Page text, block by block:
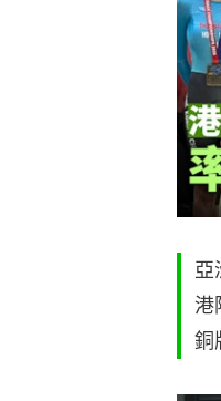
亞
港
銅